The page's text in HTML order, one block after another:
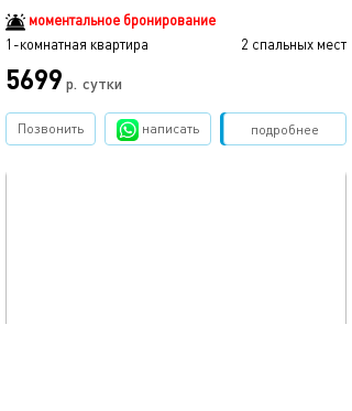
моментальное бронирование
1-комнатная квартира
2 спальных мест
5699 р. сутки
подробнее
Позвонить написать Забронировать